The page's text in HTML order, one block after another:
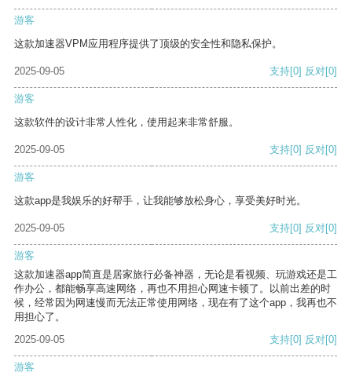
游客
这款加速器VPM应用程序提供了顶级的安全性和隐私保护。
2025-09-05 支持[0] 反对[0]
游客
这款软件的设计非常人性化，使用起来非常舒服。
2025-09-05 支持[0] 反对[0]
游客
这款app是我娱乐的好帮手，让我能够放松身心，享受美好时光。
2025-09-05 支持[0] 反对[0]
游客
这款加速器app简直是居家旅行必备神器，无论是看视频、玩游戏还是工
作办公，都能畅享高速网络，再也不用担心网速卡顿了。以前出差的时
候，经常因为网速慢而无法正常使用网络，现在有了这个app，我再也不
用担心了。
2025-09-05
支持[0] 反对[0]
游客